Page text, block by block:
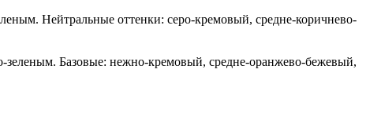
Нейтральные оттенки: серо-кремовый, средне-коричнево-
Базовые: нежно-кремовый, средне-оранжево-бежевый,